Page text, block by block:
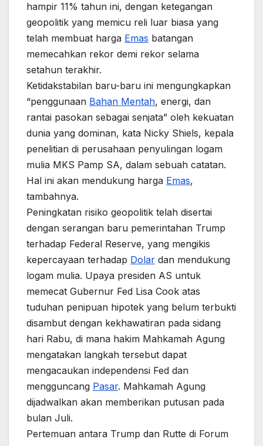
hampir 11% tahun ini, dengan ketegangan
geopolitik yang memicu reli luar biasa yang
telah membuat harga Emas batangan
memecahkan rekor demi rekor selama
setahun terakhir.
Ketidakstabilan baru-baru ini mengungkapkan
“penggunaan Bahan Mentah, energi, dan
rantai pasokan sebagai senjata” oleh kekuatan
dunia yang dominan, kata Nicky Shiels, kepala
penelitian di perusahaan penyulingan logam
mulia MKS Pamp SA, dalam sebuah catatan.
Hal ini akan mendukung harga Emas,
tambahnya.
Peningkatan risiko geopolitik telah disertai
dengan serangan baru pemerintahan Trump
terhadap Federal Reserve, yang mengikis
kepercayaan terhadap Dolar dan mendukung
logam mulia. Upaya presiden AS untuk
memecat Gubernur Fed Lisa Cook atas
tuduhan penipuan hipotek yang belum terbukti
disambut dengan kekhawatiran pada sidang
hari Rabu, di mana hakim Mahkamah Agung
mengatakan langkah tersebut dapat
mengacaukan independensi Fed dan
mengguncang Pasar. Mahkamah Agung
dijadwalkan akan memberikan putusan pada
bulan Juli.
Pertemuan antara Trump dan Rutte di Forum